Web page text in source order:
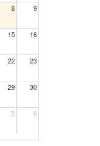
8 9
15 16
22 23
29 30
5 6